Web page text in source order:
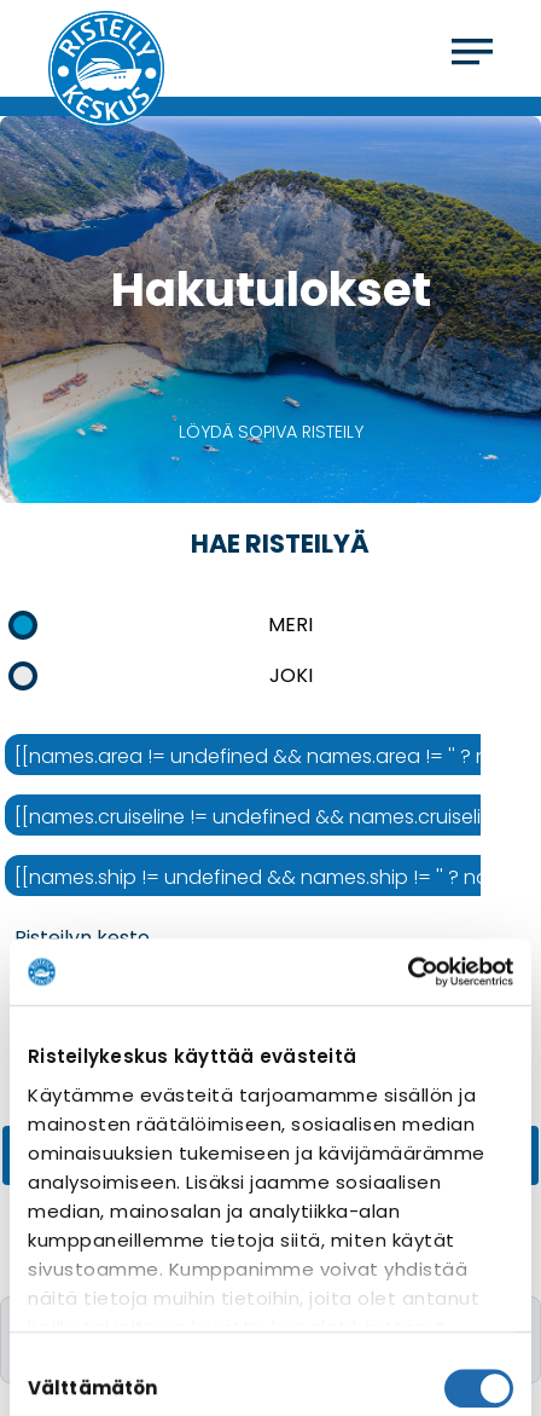
Risteilykeskus käyttää evästeitä
Käytämme evästeitä tarjoamamme sisällön ja
mainosten räätälöimiseen, sosiaalisen median
ominaisuuksien tukemiseen ja kävijämäärämme
analysoimiseen. Lisäksi jaamme sosiaalisen
median, mainosalan ja analytiikka-alan
kumppaneillemme tietoja siitä, miten käytät
sivustoamme. Kumppanimme voivat yhdistää
näitä tietoja muihin tietoihin, joita olet antanut
evästeasetuksiesi hyväksyntää sivuston
valinta
Välttämätön
Hakutulokset
LÖYDÄ SOPIVA RISTEILY
HAE RISTEILYÄ
MERI
JOKI
[[names.area != undefined && names.area != '' ?
[[names.cruiseline != undefined && names.cruiseline
[[names.ship != undefined && names.ship != '' ?
Risteilyn kesto